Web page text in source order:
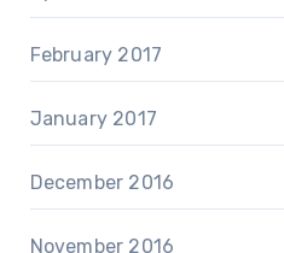
February 2017
January 2017
December 2016
November 2016